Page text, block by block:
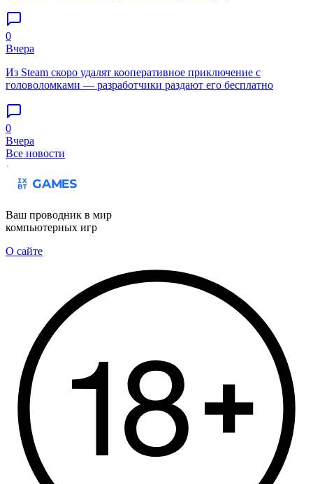
0
Вчера
Из Steam скоро удалят кооперативное приключение с
головоломками — разработчики раздают его бесплатно
0
Вчера
Все новости
Ваш проводник в мир
компьютерных игр
О сайте